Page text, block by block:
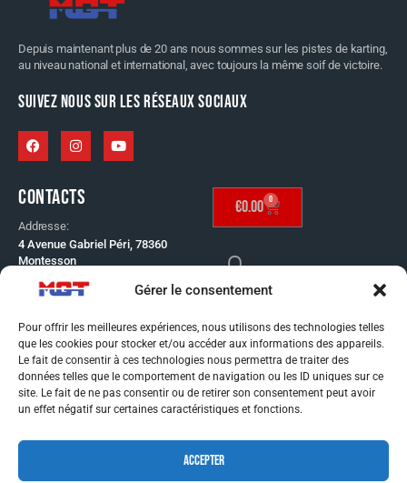
Gérer le consentement
Pour offrir les meilleures expériences, nous utilisons des technologies telles
que les cookies pour stocker et/ou accéder aux informations des appareils.
Le fait de consentir à ces technologies nous permettra de traiter des
données telles que le comportement de navigation ou les ID uniques sur ce
site. Le fait de ne pas consentir ou de retirer son consentement peut avoir
un effet négatif sur certaines caractéristiques et fonctions.
ACCEPTER
Depuis maintenant plus de 20 ans nous sommes sur les pistes de karting,
au niveau national et international, avec toujours la même soif de victoire.
SUIVEZ NOUS SUR LES RÉSEAUX SOCIAUX
CONTACTS
Addresse:
4 Avenue Gabriel Péri, 78360
Montesson
Telephone:
01 30 53 65 60
Email:
info@mgt-distribution.fr
CONDITIONS GÉNÉRAL
DE VENTE
MENTIONS LÉGALES
€0.00 0
SE CONNECTER